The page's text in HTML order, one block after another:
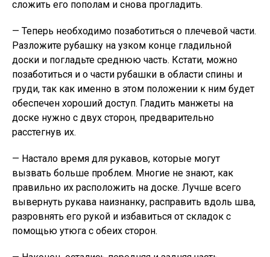
сложить его пополам и снова прогладить.
— Теперь необходимо позаботиться о плечевой части.
Разложите рубашку на узком конце гладильной
доски и погладьте среднюю часть. Кстати, можно
позаботиться и о части рубашки в области спины и
груди, так как именно в этом положении к ним будет
обеспечен хороший доступ. Гладить манжеты на
доске нужно с двух сторон, предварительно
расстегнув их.
— Настало время для рукавов, которые могут
вызвать больше проблем. Многие не знают, как
правильно их расположить на доске. Лучше всего
вывернуть рукава наизнанку, расправить вдоль шва,
разровнять его рукой и избавиться от складок с
помощью утюга с обеих сторон.